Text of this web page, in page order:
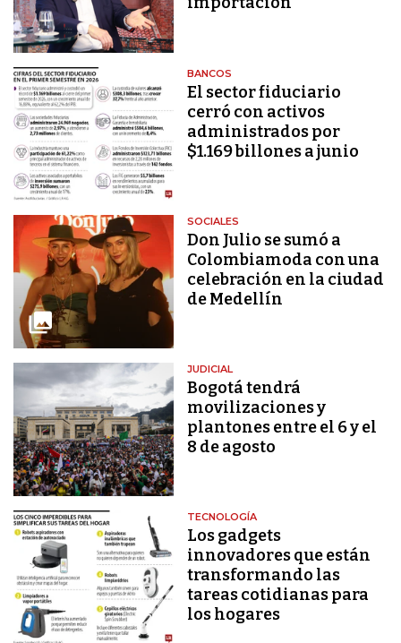
BANCOS
El sector fiduciario
cerró con activos
administrados por
$1.169 billones a junio
SOCIALES
Don Julio se sumó a
Colombiamoda con una
celebración en la ciudad
de Medellín
JUDICIAL
Bogotá tendrá
movilizaciones y
plantones entre el 6 y el
8 de agosto
TECNOLOGÍA
Los gadgets
innovadores que están
transformando las
tareas cotidianas para
los hogares